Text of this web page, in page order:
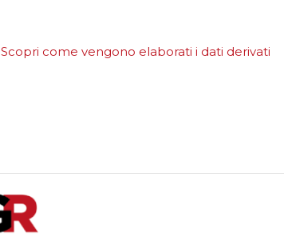
Scopri come vengono elaborati i dati derivati